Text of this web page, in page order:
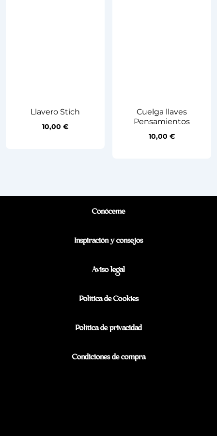
Llavero Stich
10,00 €
Cuelga llaves
Pensamientos
10,00€
Conóceme
Inspiración y consejos
Aviso legal
Política de Cookies
Política de privacidad
Condiciones de compra